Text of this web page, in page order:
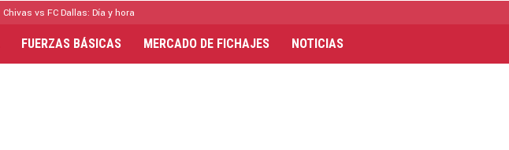
Chivas vs FC Dallas: Día y hora
FUERZAS BÁSICAS MERCADO DE FICHAJES NOTICIAS